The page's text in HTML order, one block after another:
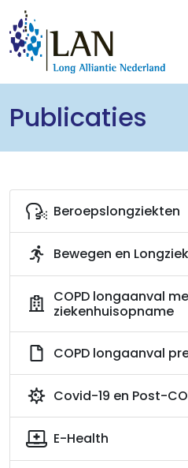
Publicaties
Beroepslongziekten
Bewegen en
COPD longaanval
ziekenhuisopname
COPD longaanval
Covid-19 en Post-
E-Health